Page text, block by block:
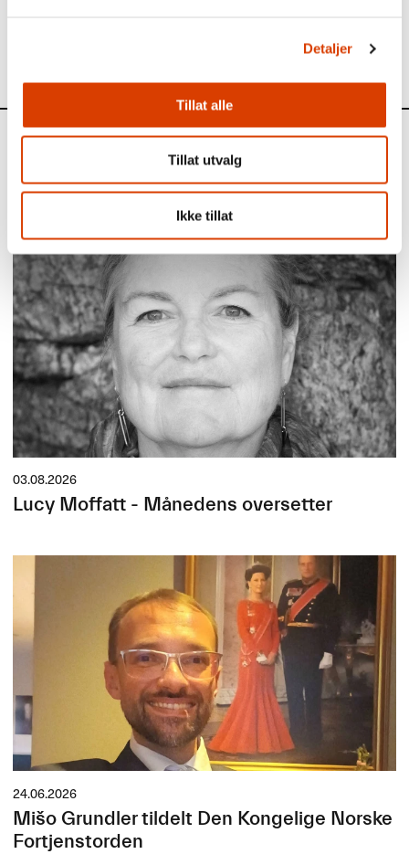
Detaljer
Tillat alle
Tillat utvalg
Ikke tillat
Siste saker
03.08.2026
Lucy Moffatt - Månedens oversetter
24.06.2026
Mišo Grundler tildelt Den Kongelige Norske
Fortjenstorden